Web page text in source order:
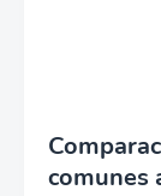
comunes